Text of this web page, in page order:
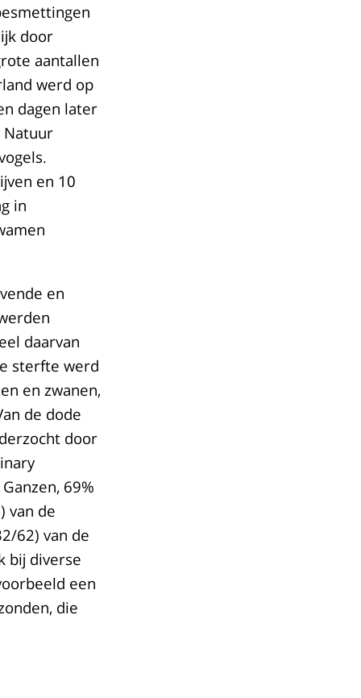
door
aantallen
werd op
dagen later
Natuur
en 10
in
en
daarvan
sterfte werd
en zwanen,
de dode
door
69%
van de
62) van de
bij diverse
een
die